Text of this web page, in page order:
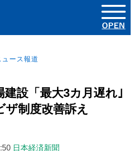
ュース報道
建設「最大3カ月遅れ｣
ザ制度改善訴え
日本経済新聞